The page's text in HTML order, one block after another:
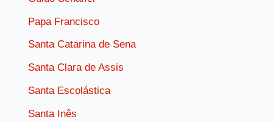
Papa Francisco
Santa Catarina de Sena
Santa Clara de Assis
Santa Escolástica
Santa Inês